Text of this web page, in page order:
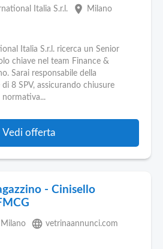
Italia S.r.l. place Milano
Italia S.r.l. ricerca un Senior
chiave nel team Finance &
Sarai responsabile della
8 SPV, assicurando chiusure
Vedi offerta
- Cinisello
Milano language vetrinaannunci.com